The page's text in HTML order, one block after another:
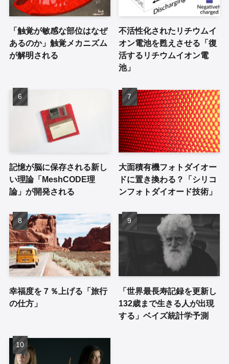
「触覚が敏感な部位はなぜ
あるのか」触覚メカニズム
が解明される
不活性化されたリチウムイ
オン電池を甦えさせる「復
活するリチウムイオン電
池」
記憶が脳に保存される新し
い理論「MeshCODE理
論」が開発される
大面積有機フォトダイオー
ドに置き換わる？「シリコ
ンフォトダイオード技術」
幸福度を７％上げる「旅行
の仕方」
「世界最長寿記録を更新し
132歳まで生きる人が出現
する」ベイズ統計学予測